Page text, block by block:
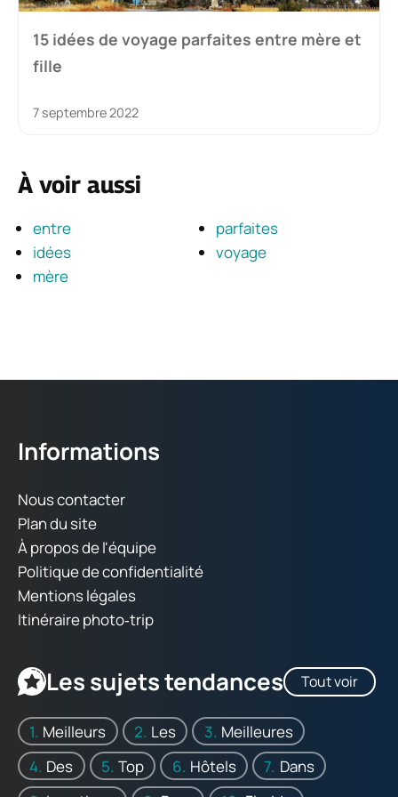
15 idées de voyage parfaites entre mère et
fille
7 septembre 2022
À voir aussi
entre
idées
mère
parfaites
voyage
Informations
Nous contacter
Plan du site
À propos de l'équipe
Politique de confidentialité
Mentions légales
Itinéraire photo‑trip
Les sujets tendances Tout voir
Meilleurs Les
Meilleures
Des
Top Hôtels
Dans